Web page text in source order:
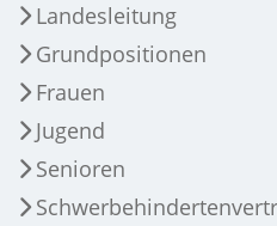
Landesleitung
Grundpositionen
Frauen
Jugend
Senioren